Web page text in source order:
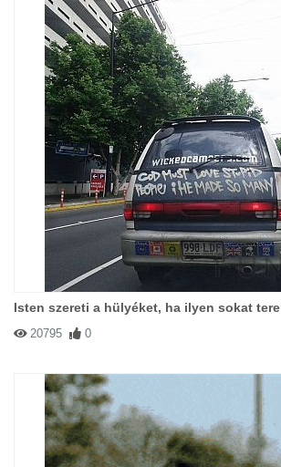
Isten szereti a hülyéket, ha ilyen sokat
20795 0